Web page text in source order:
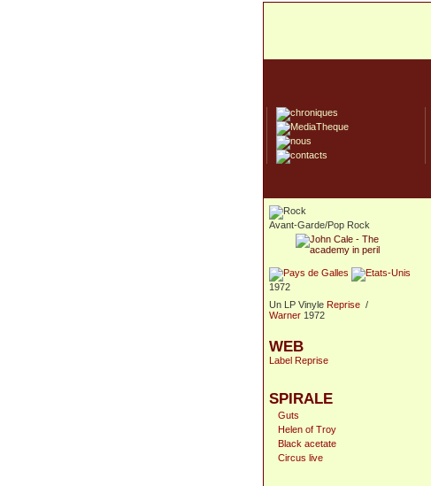
Avant-Garde/Pop Rock
1972
Un LP Vinyle Reprise /
Warner 1972
WEB
Label Reprise
SPIRALE
Guts
Helen of Troy
Black acetate
Circus live